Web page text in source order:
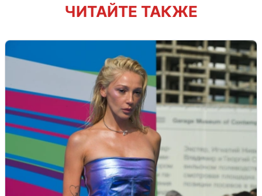
ЧИТАЙТЕ ТАКЖЕ